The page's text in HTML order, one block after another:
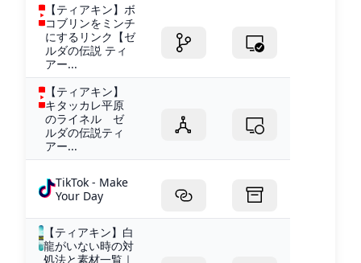
【ティアキン】ボ
コブリンをミンチ
にするリンク【ゼ
ルダの伝説 ティ
アー...
【ティアキン】
キタッカレ平原
のライネル ゼ
ルダの伝説ティ
アー...
TikTok - Make
Your Day
【ティアキン】白
龍がいない時の対
処法と素材一覧｜